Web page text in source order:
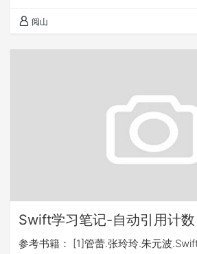
和结构进行运算。 一、算术运算符重
+、-、*、/ 四种，其都属于中置运算
阅山
Swift学习笔记-自动引用计数
参考书籍： [1]管蕾.张玲玲.朱元波